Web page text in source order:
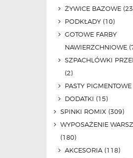
ŻYWICE BAZOWE
PODKŁADY (10)
GOTOWE FARBY
NAWIERZCHNIOWE
SZPACHLÓWKI
(2)
PASTY PIGMENTOWE
DODATKI (15)
SPINKI ROMIX (309)
WYPOSAŻENIE
(180)
AKCESORIA (118)